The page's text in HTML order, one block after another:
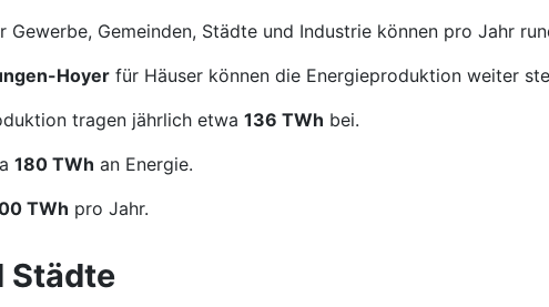
Gewerbe, Gemeinden, Städte und Industrie können pro Jahr
Hoyer für Häuser können die Energieproduktion weiter
tragen jährlich etwa 136 TWh bei.
180 TWh an Energie.
TWh pro Jahr.
Städte